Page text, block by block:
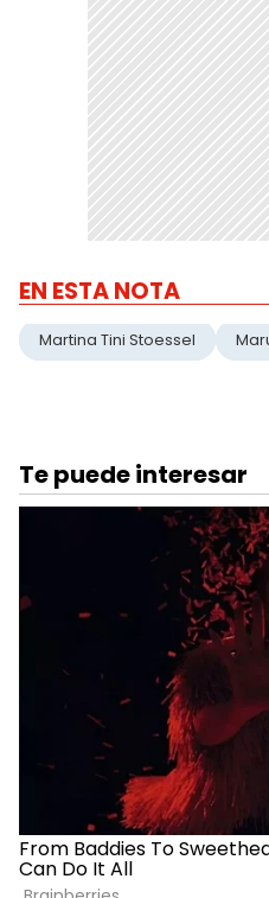
EN ESTA NOTA
Martina Tini Stoessel